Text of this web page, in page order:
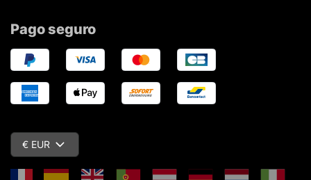
Pago seguro
€ EUR